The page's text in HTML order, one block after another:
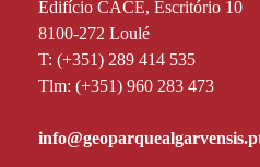
Edifício CACE, Escritório 10
8100-272 Loulé
T: (+351) 289 414 535
Tlm: (+351) 960 283 473